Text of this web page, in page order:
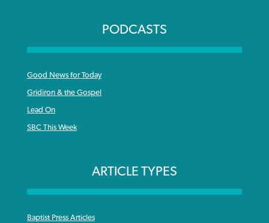
PODCASTS
Good News for Today
Gridiron & the Gospel
Lead On
SBC This Week
ARTICLE TYPES
Baptist Press Articles